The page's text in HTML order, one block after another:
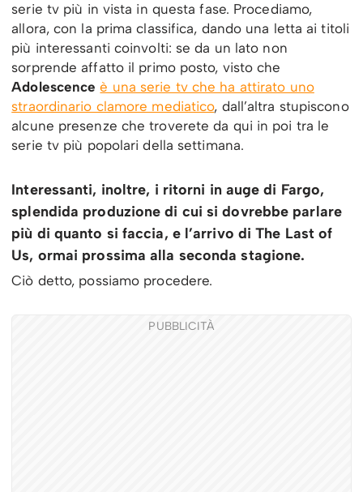
serie tv più in vista in questa fase. Procediamo,
allora, con la prima classifica, dando una letta ai titoli
più interessanti coinvolti: se da un lato non
sorprende affatto il primo posto, visto che
Adolescence è una serie tv che ha attirato uno
straordinario clamore mediatico, dall’altra stupiscono
alcune presenze che troverete da qui in poi tra le
serie tv più popolari della settimana.
Interessanti, inoltre, i ritorni in auge di Fargo,
splendida produzione di cui si dovrebbe parlare
più di quanto si faccia, e l’arrivo di The Last of
Us, ormai prossima alla seconda stagione.
Ciò detto, possiamo procedere.
PUBBLICITÀ